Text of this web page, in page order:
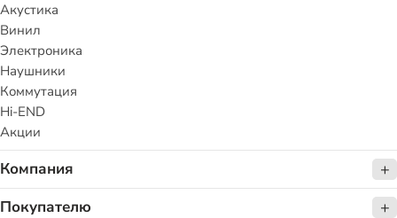
Акустика
Винил
Электроника
Наушники
Коммутация
Hi-END
Акции
Компания
Покупателю